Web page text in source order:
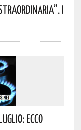
I
Ecco